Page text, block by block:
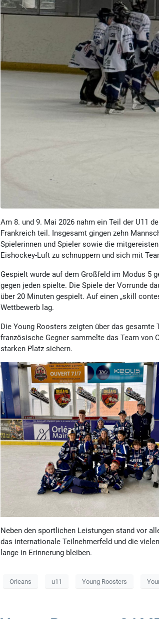
Am 8. und 9. Mai 2026 nahm ein Teil der U11
Frankreich teil. Insgesamt gingen zehn
Spielerinnen und Spieler sowie die
Eishockey-Luft zu schnuppern und sich mit
Gespielt wurde auf dem Großfeld im Modus 5
gegen jeden spielte. Die Spiele der Vorrunde
über 20 Minuten gespielt. Auf einen „skill
Wettbewerb lag.
Die Young Roosters zeigten über das
französische Gegner sammelte das Team von
starken Platz sichern.
Neben den sportlichen Leistungen stand vor
das internationale Teilnehmerfeld und die
lange in Erinnerung bleiben.
Orleans u11 Young Roosters